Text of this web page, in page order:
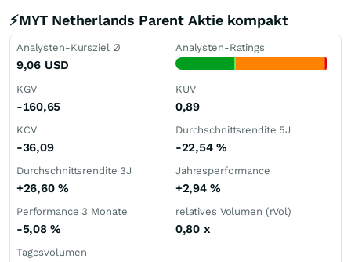
⚡MYT Netherlands Parent Aktie kompakt
Analysten-Kursziel Ø
9,06 USD
Analysten-Ratings
KGV
-160,65
KUV
0,89
KCV
-36,09
Durchschnittsrendite 5J
-22,54 %
Durchschnittsrendite 3J
+26,60 %
Jahresperformance
+2,94%
Performance 3 Monate
-5,08%
relatives Volumen (rVol)
0,80 x
Tagesvolumen